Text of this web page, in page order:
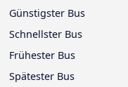
Günstigster Bus
Schnellster Bus
Frühester Bus
Spätester Bus